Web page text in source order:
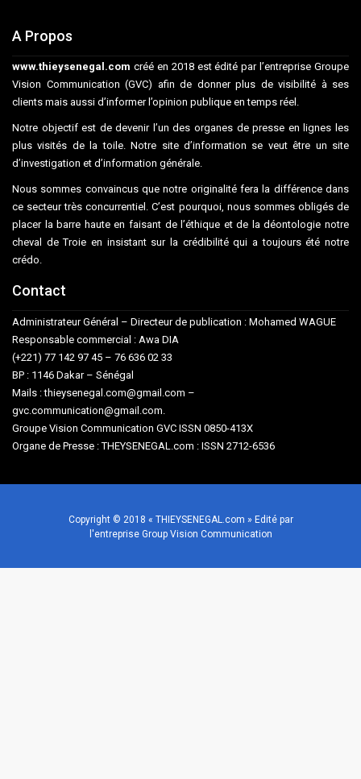
A Propos
www.thieysenegal.com créé en 2018 est édité par l’entreprise Groupe
Vision Communication (GVC) afin de donner plus de visibilité à ses
clients mais aussi d’informer l’opinion publique en temps réel.
Notre objectif est de devenir l’un des organes de presse en lignes les
plus visités de la toile. Notre site d’information se veut être un site
d’investigation et d’information générale.
Nous sommes convaincus que notre originalité fera la différence dans
ce secteur très concurrentiel. C’est pourquoi, nous sommes obligés de
placer la barre haute en faisant de l’éthique et de la déontologie notre
cheval de Troie en insistant sur la crédibilité qui a toujours été notre
crédo.
Contact
Administrateur Général – Directeur de publication : Mohamed WAGUE
Responsable commercial : Awa DIA
(+221) 77 142 97 45 – 76 636 02 33
BP : 1146 Dakar – Sénégal
Mails : thieysenegal.com@gmail.com –
gvc.communication@gmail.com.
Groupe Vision Communication GVC ISSN 0850-413X
Organe de Presse : THEYSENEGAL.com : ISSN 2712-6536
Copyright © 2018 « THIEYSENEGAL.com » Edité par
l'entreprise Group Vision Communication